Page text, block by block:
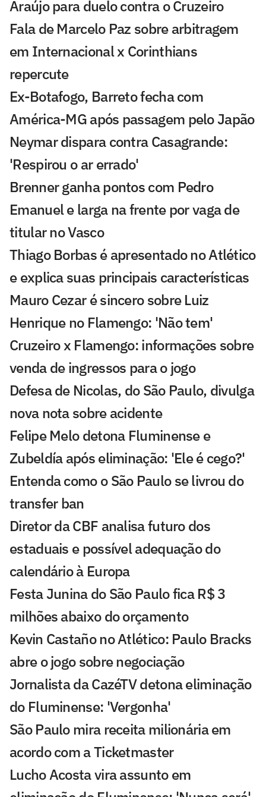
Araújo para duelo contra o Cruzeiro
Fala de Marcelo Paz sobre arbitragem
em Internacional x Corinthians
repercute
Ex-Botafogo, Barreto fecha com
América-MG após passagem pelo Japão
Neymar dispara contra Casagrande:
'Respirou o ar errado'
Brenner ganha pontos com Pedro
Emanuel e larga na frente por vaga de
titular no Vasco
Thiago Borbas é apresentado no Atlético
e explica suas principais características
Mauro Cezar é sincero sobre Luiz
Henrique no Flamengo: 'Não tem'
Cruzeiro x Flamengo: informações sobre
venda de ingressos para o jogo
Defesa de Nicolas, do São Paulo, divulga
nova nota sobre acidente
Felipe Melo detona Fluminense e
Zubeldía após eliminação: 'Ele é cego?'
Entenda como o São Paulo se livrou do
transfer ban
Diretor da CBF analisa futuro dos
estaduais e possível adequação do
calendário à Europa
Festa Junina do São Paulo fica R$ 3
milhões abaixo do orçamento
Kevin Castaño no Atlético: Paulo Bracks
abre o jogo sobre negociação
Jornalista da CazéTV detona eliminação
do Fluminense: 'Vergonha'
São Paulo mira receita milionária em
acordo com a Ticketmaster
Lucho Acosta vira assunto em